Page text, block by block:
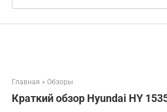
Главная » Обзоры
Краткий обзор Hyundai HY